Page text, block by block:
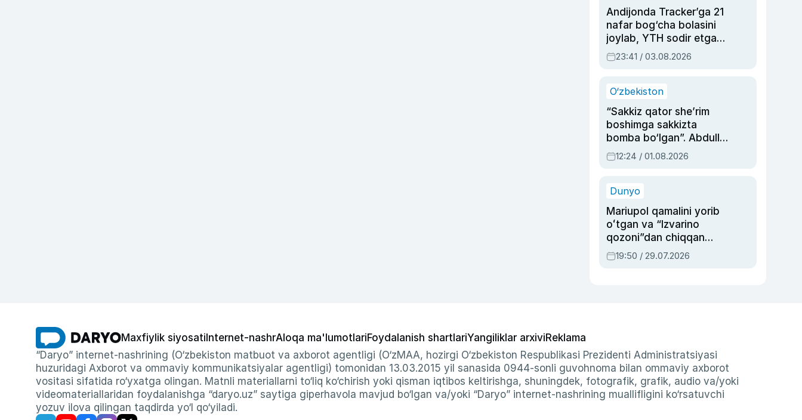
Andijonda Tracker’ga 21
nafar bog‘cha bolasini
joylab, YTH sodir etgan
ayolga sud hukmi o‘qildi
23:41 / 03.08.2026
O‘zbekiston
“Sakkiz qator she’rim
boshimga sakkizta
bomba bo‘lgan”. Abdulla
Oripovni siyosiy
ayblovlardan asrab
12:24 / 01.08.2026
Dunyo
Mariupol qamalini yorib
oʻtgan va “Izvarino
qozoni”dan chiqqan
qahramon — Ukraina
armiyasi bosh
19:50 / 29.07.2026
Maxfiylik siyosati Internet-nashrAloqa ma'lumotlariFoydalanish shartlariYangiliklar arxiviReklama
“Daryo” internet-nashrining (O‘zbekiston matbuot va axborot agentligi (O‘zMAA, hozirgi O‘zbekiston Respublikasi Prezidenti Administratsiyasi
huzuridagi Axborot va ommaviy kommunikatsiyalar agentligi) tomonidan 13.03.2015 yil sanasida 0944-sonli guvohnoma bilan ommaviy axborot
vositasi sifatida ro‘yxatga olingan. Matnli materiallarni to‘liq ko‘chirish yoki qisman iqtibos keltirishga, shuningdek, fotografik, grafik, audio va/yoki
videomateriallaridan foydalanishga “daryo.uz” saytiga giperhavola mavjud bo‘lgan va/yoki “Daryo” internet-nashrining muallifligini ko‘rsatuvchi
yozuv ilova qilingan taqdirda yo‘l qo‘yiladi.